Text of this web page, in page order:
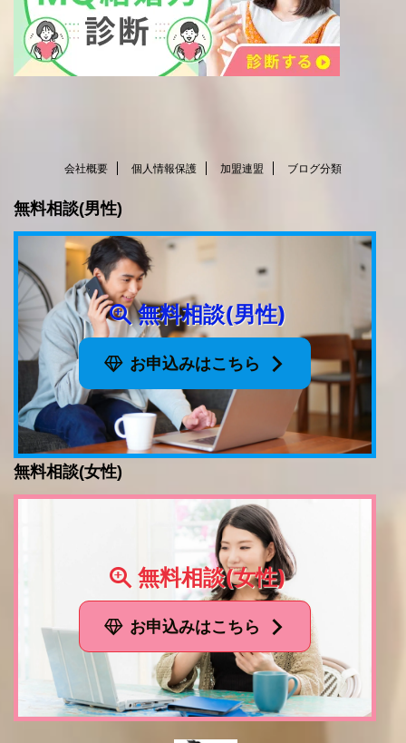
会社概要 個人情報保護 加盟連盟 ブログ分類
無料相談(男性)
無料相談(男性)
お申込みはこちら
無料相談(女性)
無料相談(女性)
お申込みはこちら